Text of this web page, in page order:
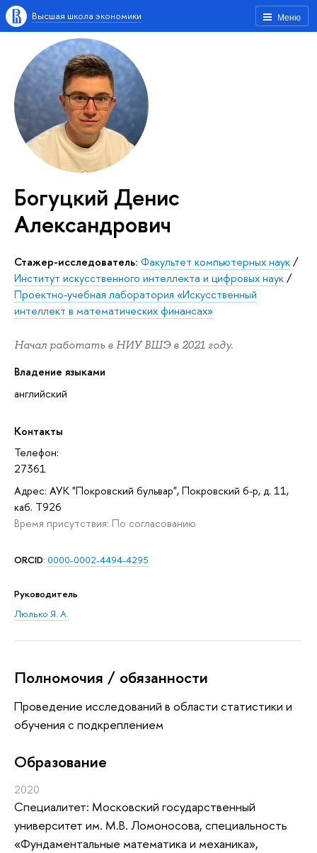
Меню
Высшая школа экономики
Богуцкий Денис
Александрович
Стажер-исследователь: Факультет компьютерных наук/
Институт искусственного интеллекта и цифровых наук/
Проектно-учебная лаборатория «Искусственный
интеллект в математических финансах»
Начал работать в НИУ ВШЭ в 2021 году.
Владение языками
английский
Контакты
Телефон:
27361
Адрес: АУК "Покровский бульвар", Покровский б-р, д. 11,
каб. T926
Время присутствия: По согласованию
ORCID: 0000-0002-4494-4295
Руководитель
Люлько Я. А.
Полномочия / обязанности
Проведение исследований в области статистики и
обучения с подкреплением
Oбразование
2020
Специалитет: Московский государственный
университет им. М.В. Ломоносова, специальность
«Фундаментальные математика и механика»,